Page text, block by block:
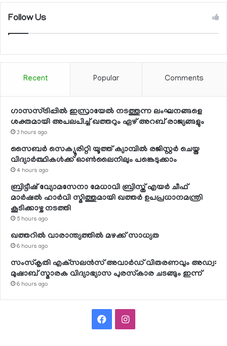
Follow Us
Recent Popular Comments
ഗാസസ്ട്രിപ്പില്‍ ഇസ്രായേല്‍ നടത്തുന്ന ലംഘനങ്ങളെ
ശക്തമായി അപലപിച്ച് ഖത്തറും ഏഴ് അറബ് രാജ്യങ്ങളും
3 hours ago
സൈബര്‍ സെക്യൂരിറ്റി യൂത്ത് ക്യാമ്പില്‍ രജിസ്റ്റര്‍ ചെയ്ത
വിദ്യാര്‍ത്ഥികള്‍ക്ക് ഓണ്‍ലൈനിലും പങ്കെടുക്കാം
4 hours ago
ബ്രിട്ടീഷ് വ്യോമസേനാ മേധാവി ബ്രിസ്ത് എയര്‍ ചീഫ്
മാര്‍ഷല്‍ ഹാര്‍വി സ്മിത്തുമായി ഖത്തര്‍ ഉപപ്രധാനമന്ത്രി
കൂടിക്കാഴ്ച നടത്തി
5 hours ago
ഖത്തറില്‍ വാരാന്ത്യത്തില്‍ മഴക്ക് സാധ്യത
6 hours ago
സംസ്‌കൃതി എക്‌സലന്‍സ് അവാര്‍ഡ് വിതരണവും അഡ്വ:
മുഷാബ് സ്മാരക വിദ്യാഭ്യാസ പുരസ്‌കാര ചടങ്ങും ഇന്ന്
6 hours ago
FacebookInstagram